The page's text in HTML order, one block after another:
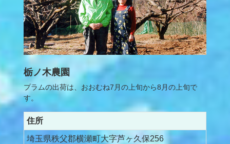
栃ノ木農園
プラムの出荷は、おおむね7月の上旬から8月の上旬で
す。
住所
埼玉県秩父郡横瀬町大字芦ヶ久保256